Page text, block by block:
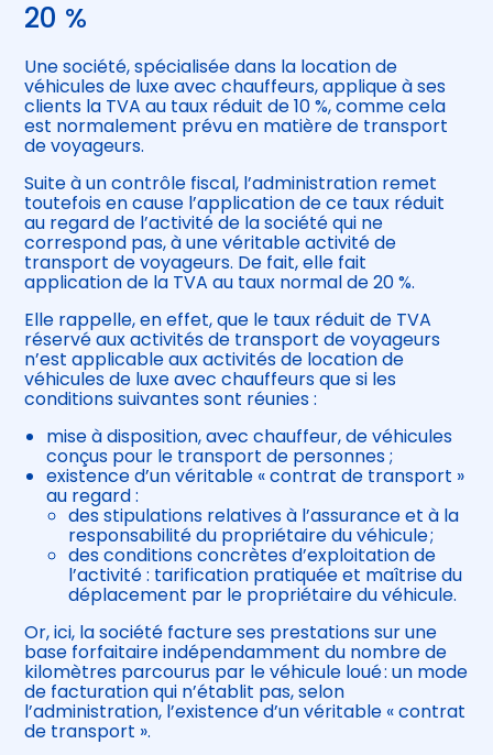
20 %
Une société, spécialisée dans la location de
véhicules de luxe avec chauffeurs, applique à ses
clients la TVA au taux réduit de 10 %, comme cela
est normalement prévu en matière de transport
de voyageurs.
Suite à un contrôle fiscal, l’administration remet
toutefois en cause l’application de ce taux réduit
au regard de l’activité de la société qui ne
correspond pas, à une véritable activité de
transport de voyageurs. De fait, elle fait
application de la TVA au taux normal de 20 %.
Elle rappelle, en effet, que le taux réduit de TVA
réservé aux activités de transport de voyageurs
n’est applicable aux activités de location de
véhicules de luxe avec chauffeurs que si les
conditions suivantes sont réunies :
mise à disposition, avec chauffeur, de véhicules
conçus pour le transport de personnes ;
existence d’un véritable « contrat de transport »
au regard :
des stipulations relatives à l’assurance et à la
responsabilité du propriétaire du véhicule ;
des conditions concrètes d’exploitation de
l’activité : tarification pratiquée et maîtrise du
déplacement par le propriétaire du véhicule.
Or, ici, la société facture ses prestations sur une
base forfaitaire indépendamment du nombre de
kilomètres parcourus par le véhicule loué : un mode
de facturation qui n’établit pas, selon
l’administration, l’existence d’un véritable « contrat
de transport ».